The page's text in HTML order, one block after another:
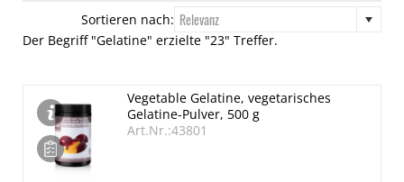
Sortieren nach: Relevanz
Der Begriff "Gelatine" erzielte "23" Treffer.
Vegetable Gelatine, vegetarisches
Gelatine-Pulver, 500 g
Art.Nr.:43801